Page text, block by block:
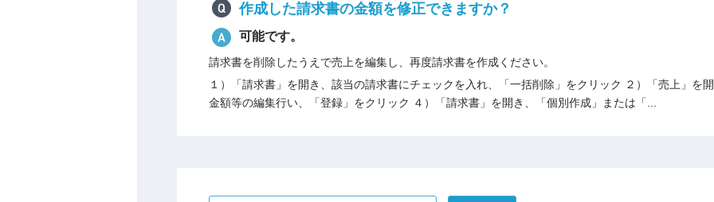
作成した請求書の金額を修正できますか？
可能です。
請求書を削除したうえで売上を編集し、再度請求書を作成ください。
１）「請求書」を開き、該当の請求書にチェックを入れ、「一括削除」をクリック ２）「売上」を
金額等の編集行い、「登録」をクリック ４）「請求書」を開き、「個別作成」または「...